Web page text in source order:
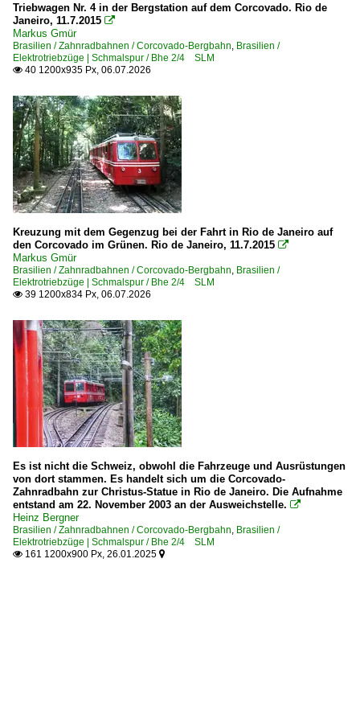
Triebwagen Nr. 4 in der Bergstation auf dem Corcovado. Rio de
Janeiro, 11.7.2015 
Markus Gmür
Brasilien / Zahnradbahnen / Corcovado-Bergbahn Brasilien /
Elektrotriebzüge | Schmalspur / Bhe 2/4 SLM
 40 1200x935 Px, 06.07.2026
Kreuzung mit dem Gegenzug bei der Fahrt in Rio de Janeiro auf
den Corcovado im Grünen. Rio de Janeiro, 11.7.2015 
Markus Gmür
Brasilien / Zahnradbahnen / Corcovado-Bergbahn Brasilien /
Elektrotriebzüge | Schmalspur / Bhe 2/4 SLM
 39 1200x834 Px, 06.07.2026
Es ist nicht die Schweiz, obwohl die Fahrzeuge und Ausrüstungen
von dort stammen. Es handelt sich um die Corcovado-
Zahnradbahn zur Christus-Statue in Rio de Janeiro. Die Aufnahme
entstand am 22. November 2003 an der Ausweichstelle. 
Heinz Bergner
Brasilien / Zahnradbahnen / Corcovado-Bergbahn Brasilien /
Elektrotriebzüge | Schmalspur / Bhe 2/4 SLM
 161 1200x900 Px, 26.01.2025 